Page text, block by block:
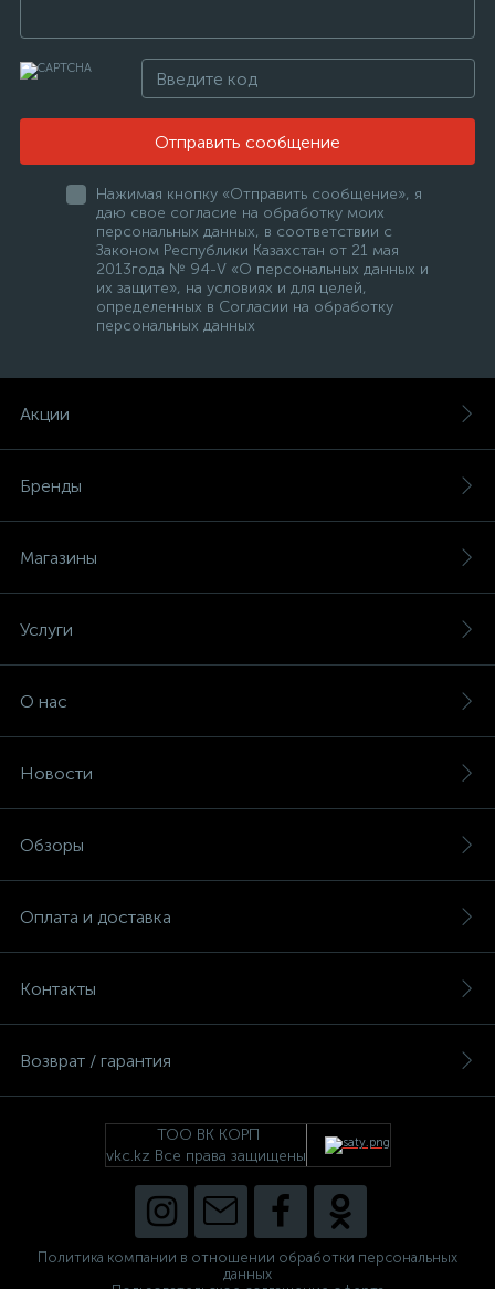
Отправить сообщение
Нажимая кнопку «Отправить сообщение», я
даю свое согласие на обработку моих
персональных данных, в соответствии с
Законом Республики Казахстан от 21 мая
2013года № 94-V «О персональных данных и
их защите», на условиях и для целей,
определенных в Согласии на обработку
персональных данных
Акции
Бренды
Магазины
Услуги
О нас
Новости
Обзоры
Оплата и доставка
Контакты
Возврат / гарантия
ТОО ВК КОРП
vkc.kz Все права защищены
Политика компании в отношении обработки персональных
данных